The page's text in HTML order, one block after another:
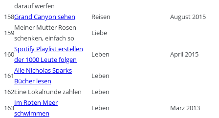
darauf werfen
158Grand Canyon sehen Reisen
August 2015
159
Meiner Mutter Rosen
schenken, einfach so
Liebe
160
Spotify Playlist erstellen
der 1000 Leute folgen
Leben April 2015
161
Alle Nicholas Sparks
Bücher lesen
Leben
162Eine Lokalrunde zahlen
Leben
163
Im Roten Meer
schwimmen
Leben
März 2013